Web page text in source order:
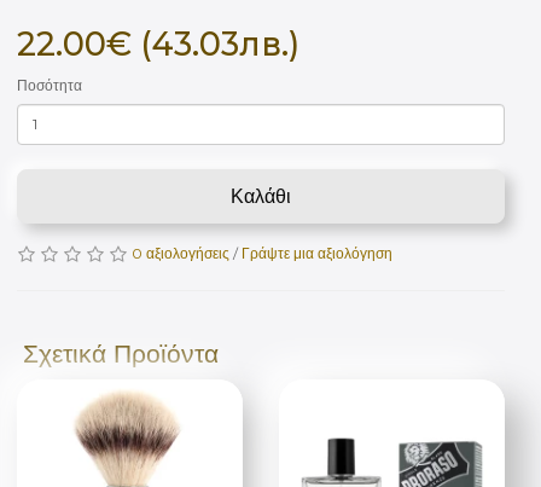
22.00€ (43.03лв.)
Ποσότητα
Καλάθι
0 αξιολογήσεις / Γράψτε μια αξιολόγηση
Σχετικά Προϊόντα